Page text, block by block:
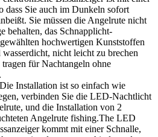
dass Sie auch im Dunkeln sofort
Sie müssen die Angelrute nicht
behalten, das Schnapplicht-
hochwertigen Kunststoffen
nicht leicht zu brechen
für Nachtangeln ohne
Installation ist so einfach wie
verbinden Sie die LED-Nachtlicht
und die Installation von 2
Angelrute fishing.The LED
kommt mit einer Schnalle,